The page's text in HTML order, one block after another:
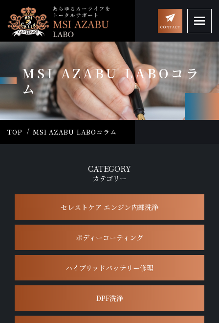
MSI AZABU LABOコラ
ム
TOP MSI AZABU LABOコラム
CATEGORY
カテゴリー
セレストケア エンジン内部洗浄
ボディーコーティング
ハイブリッドバッテリー修理
DPF洗浄